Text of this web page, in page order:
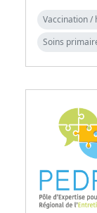
Vaccination /
Soins